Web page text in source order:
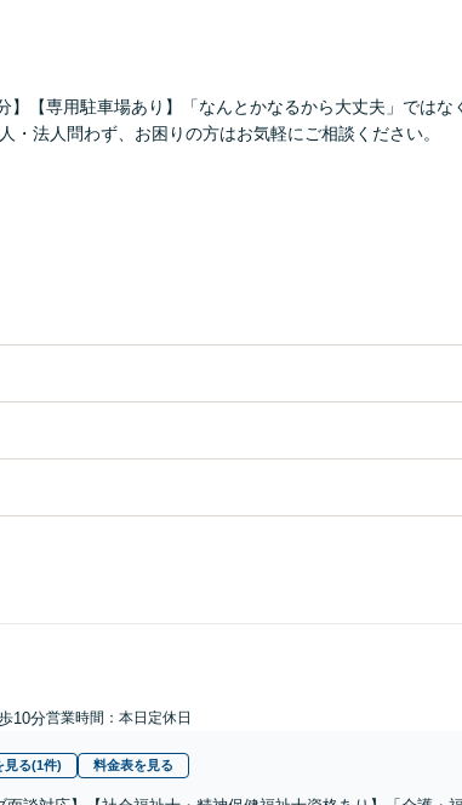
】【専用駐車場あり】「なんとかなるから大丈夫」ではな
・法人問わず、お困りの方はお気軽にご相談ください。
10分営業時間：本日定休日
見る(1件) 料金表を見る